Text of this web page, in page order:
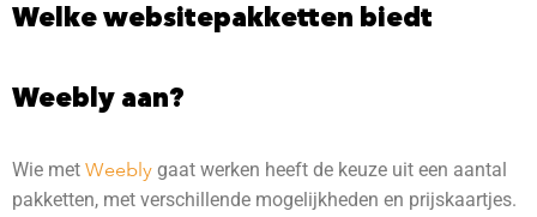
Welke websitepakketten biedt
Weebly aan?
Wie met Weebly gaat werken heeft de keuze uit een aantal
pakketten, met verschillende mogelijkheden en prijskaartjes.